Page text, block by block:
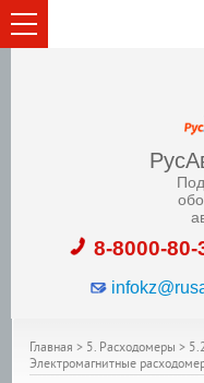
8-8000-80-
Главная > 5. Расходомеры >
Электромагнитные